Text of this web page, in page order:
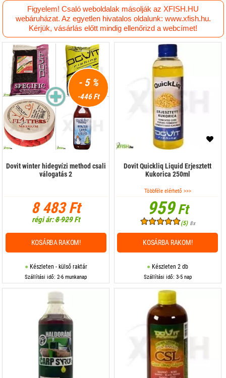
Bojli mix
Csali imitáció
Dip
Esszenciális olaj
Etetőanyag
Etetőanyag adalék
Folyékony adalék
Főtt magvak
Method csali
Figyelem! Csaló weboldalak másolják az XFISH.HU
webáruházat. Az egyetlen hivatalos oldalunk: www.xfish.hu.
Kérjük, vásárlás előtt mindig ellenőrizd a webcímet!
- 5 %
-446 Ft
Dovit winter hidegvízi method csali
válogatás 2
8 483 Ft
régi ár:8 929Ft
Készleten - külső raktár
Szállítási idő: 2-6 munkanap
KOSÁRBA RAKOM!
Dovit Quickliq Liquid Erjesztett
Kukorica 250ml
Többféle elérhető >>>
959Ft
(5) 8x
Készleten 2 db
Szállítási idő: 3-5 nap
KOSÁRBA RAKOM!